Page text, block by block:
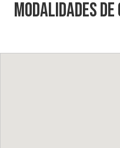
modalidades